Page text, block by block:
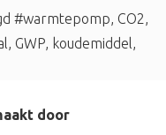
#warmtepomp, CO2,
, GWP, koudemiddel,
door